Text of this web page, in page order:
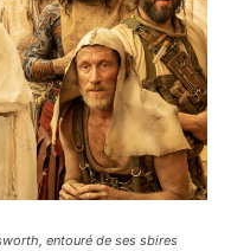
entouré de ses sbires